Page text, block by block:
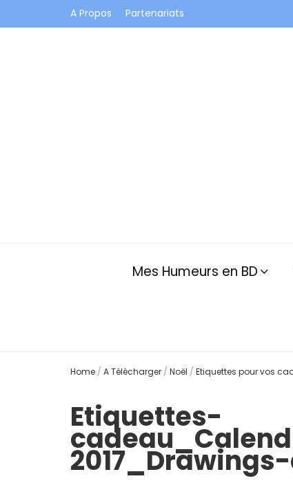
A Propos Partenariats
Mes Humeurs en BD
Home / A Télécharger / Noël / Etiquettes pour vos
Etiquettes-